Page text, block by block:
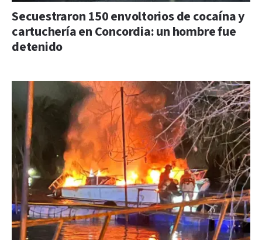
Secuestraron 150 envoltorios de cocaína y
cartuchería en Concordia: un hombre fue
detenido